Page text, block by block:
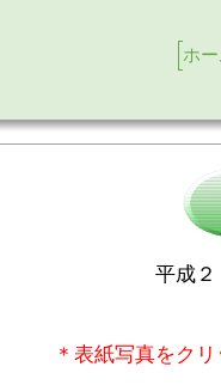
ホ
平成
＊表紙写真をク